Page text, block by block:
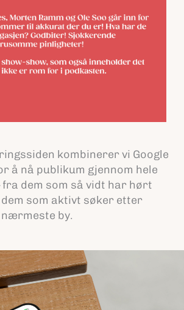
kombinerer vi Google
å nå publikum gjennom hele
dem som så vidt har hørt
som aktivt søker etter
by.